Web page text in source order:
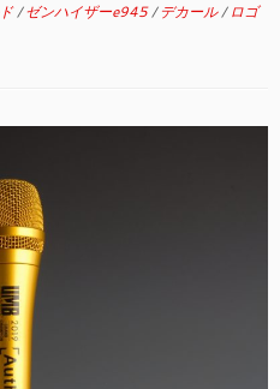
/ゼンハイザーe945/デカール/ロゴ